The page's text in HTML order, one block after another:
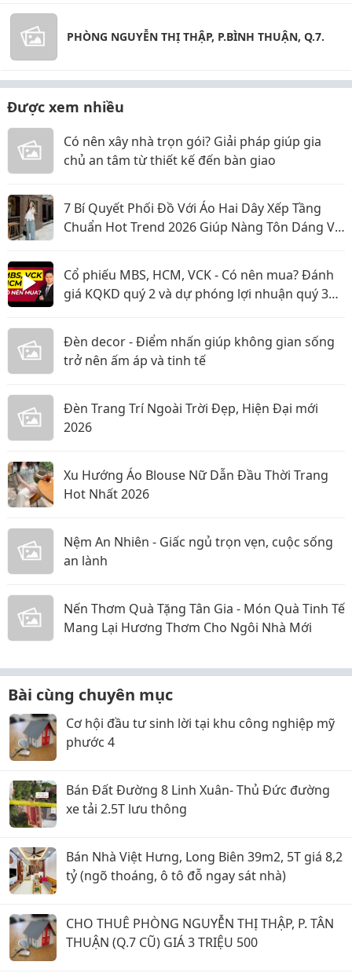
PHÒNG NGUYỄN THỊ THẬP, P.BÌNH THUẬN, Q.7.
Được xem nhiều
Có nên xây nhà trọn gói? Giải pháp giúp gia
chủ an tâm từ thiết kế đến bàn giao
7 Bí Quyết Phối Đồ Với Áo Hai Dây Xếp Tầng
Chuẩn Hot Trend 2026 Giúp Nàng Tôn Dáng Và
Cổ phiếu MBS, HCM, VCK - Có nên mua? Đánh
giá KQKD quý 2 và dự phóng lợi nhuận quý 3
Đèn decor - Điểm nhấn giúp không gian sống
trở nên ấm áp và tinh tế
Đèn Trang Trí Ngoài Trời Đẹp, Hiện Đại mới
2026
Xu Hướng Áo Blouse Nữ Dẫn Đầu Thời Trang
Hot Nhất 2026
Nệm An Nhiên - Giấc ngủ trọn vẹn, cuộc sống
an lành
Nến Thơm Quà Tặng Tân Gia - Món Quà Tinh Tế
Mang Lại Hương Thơm Cho Ngôi Nhà Mới
Bài cùng chuyên mục
Cơ hội đầu tư sinh lời tại khu công nghiệp mỹ
phước 4
Bán Đất Đường 8 Linh Xuân- Thủ Đức đường
xe tải 2.5T lưu thông
Bán Nhà Việt Hưng, Long Biên 39m2, 5T giá 8,2
tỷ (ngõ thoáng, ô tô đỗ ngay sát nhà)
CHO THUÊ PHÒNG NGUYỄN THỊ THẬP, P. TÂN
THUẬN (Q.7 CŨ) GIÁ 3 TRIỆU 500